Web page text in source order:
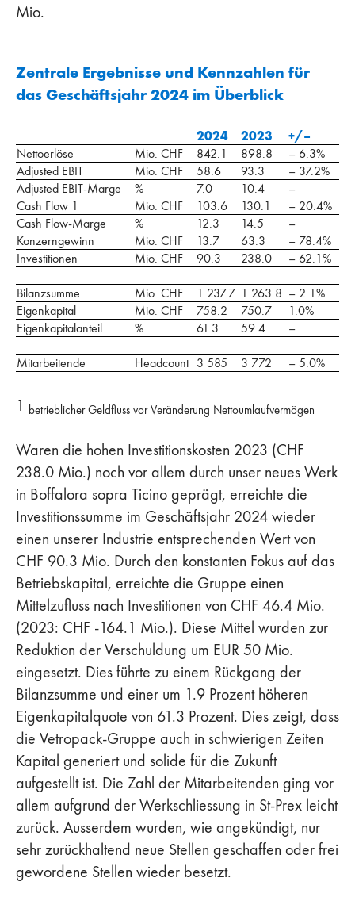
Mio.
Zentrale Ergebnisse und Kennzahlen für
das Geschäftsjahr 2024 im Überblick
2024 2023 +/–
Nettoerlöse Mio. CHF 842.1 898.8
– 6.3%
Adjusted EBIT
Mio. CHF 58.6 93.3
– 37.2%
Adjusted EBIT-Marge
% 7.0 10.4
–
Cash Flow 1
Mio. CHF 103.6 130.1
– 20.4%
Cash Flow-Marge
% 12.3 14.5
–
Konzerngewinn
Mio. CHF 13.7 63.3
– 78.4%
Investitionen
Mio. CHF 90.3 238.0 – 62.1%
Bilanzsumme Mio. CHF 1 237.7 1 263.8 – 2.1%
Eigenkapital
Mio. CHF 758.2 750.7
1.0%
Eigenkapitalanteil
% 61.3 59.4 –
Mitarbeitende Headcount 3 585 3 772 – 5.0%
1 betrieblicher Geldfluss vor Veränderung Nettoumlaufvermögen
Waren die hohen Investitionskosten 2023 (CHF
238.0 Mio.) noch vor allem durch unser neues Werk
in Boffalora sopra Ticino geprägt, erreichte die
Investitionssumme im Geschäftsjahr 2024 wieder
einen unserer Industrie entsprechenden Wert von
CHF 90.3 Mio. Durch den konstanten Fokus auf das
Betriebskapital, erreichte die Gruppe einen
Mittelzufluss nach Investitionen von CHF 46.4 Mio.
(2023: CHF -164.1 Mio.). Diese Mittel wurden zur
Reduktion der Verschuldung um EUR 50 Mio.
eingesetzt. Dies führte zu einem Rückgang der
Bilanzsumme und einer um 1.9 Prozent höheren
Eigenkapitalquote von 61.3 Prozent. Dies zeigt, dass
die Vetropack-Gruppe auch in schwierigen Zeiten
Kapital generiert und solide für die Zukunft
aufgestellt ist. Die Zahl der Mitarbeitenden ging vor
allem aufgrund der Werkschliessung in St-Prex leicht
zurück. Ausserdem wurden, wie angekündigt, nur
sehr zurückhaltend neue Stellen geschaffen oder frei
gewordene Stellen wieder besetzt.